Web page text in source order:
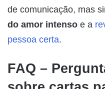
de comunicação, mas
do amor intenso e a
pessoa certa.
FAQ –